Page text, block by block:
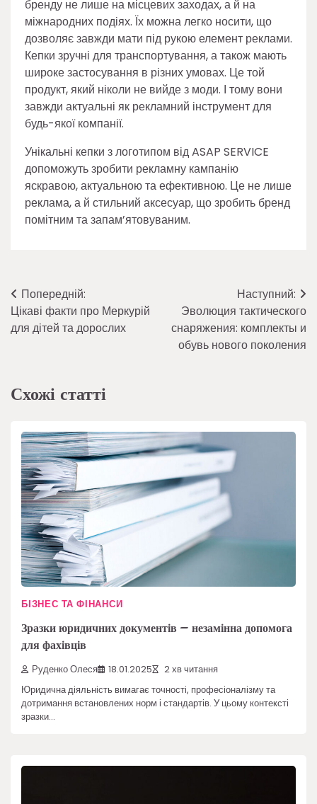
бренду не лише на місцевих заходах, а й на
міжнародних подіях. Їх можна легко носити, що
дозволяє завжди мати під рукою елемент реклами.
Кепки зручні для транспортування, а також мають
широке застосування в різних умовах. Це той
продукт, який ніколи не вийде з моди. І тому вони
завжди актуальні як рекламний інструмент для
будь-якої компанії.
Унікальні кепки з логотипом від ASAP SERVICE
допоможуть зробити рекламну кампанію
яскравою, актуальною та ефективною. Це не лише
реклама, а й стильний аксесуар, що зробить бренд
помітним та запам’ятовуваним.
Навігація
записів
Попередній:
Цікаві факти про Меркурій
для дітей та дорослих
Наступний:
Эволюция тактического
снаряжения: комплекты и
обувь нового поколения
Схожі статті
БІЗНЕС ТА ФІНАНСИ
Зразки юридичних документів – незамінна допомога
для фахівців
Руденко Олеся 18.01.2025 2 хв читання
Юридична діяльність вимагає точності, професіоналізму та
дотримання встановлених норм і стандартів. У цьому контексті
зразки…